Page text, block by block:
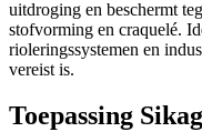
uitdroging en beschermt
stofvorming en craquelé.
rioleringssystemen en
vereist is.
Toepassing